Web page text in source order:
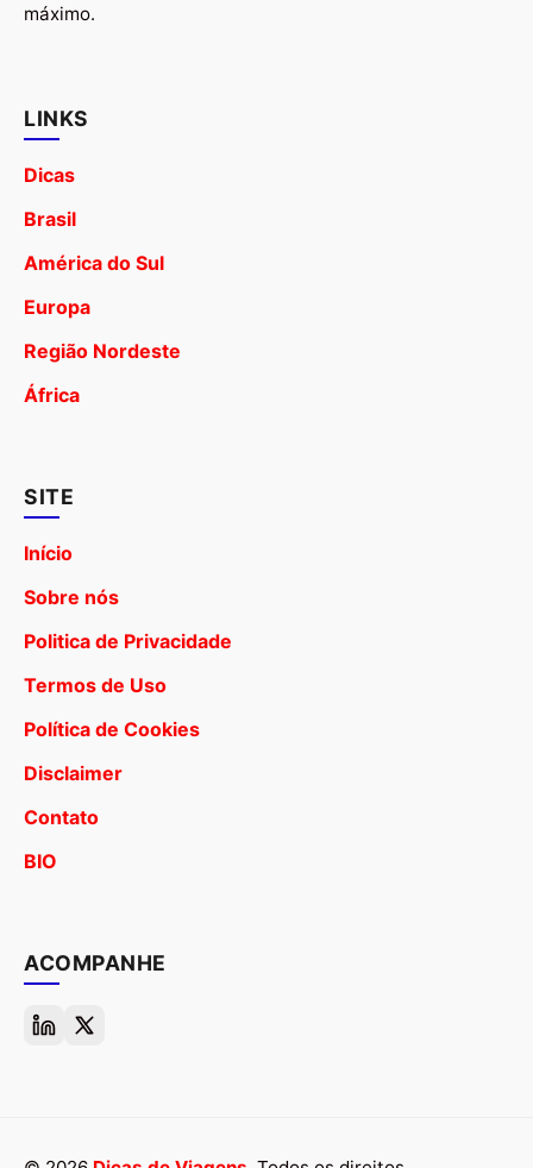
máximo.
LINKS
Dicas
Brasil
América do Sul
Europa
Região Nordeste
África
SITE
Início
Sobre nós
Politica de Privacidade
Termos de Uso
Política de Cookies
Disclaimer
Contato
BIO
ACOMPANHE